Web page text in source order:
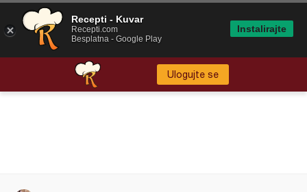
Ulogujte se
Recepti - Kuvar
Recepti.com
Besplatna - Google Play
Instalirajte